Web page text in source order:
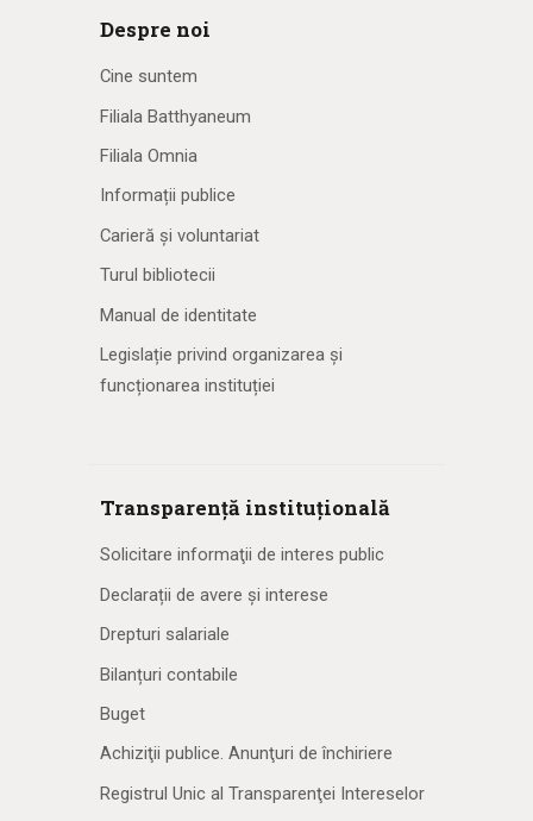
Despre noi
Cine suntem
Filiala Batthyaneum
Filiala Omnia
Informații publice
Carieră și voluntariat
Turul bibliotecii
Manual de identitate
Legislație privind organizarea și
funcționarea instituției
Transparență instituțională
Solicitare informaţii de interes public
Declarații de avere și interese
Drepturi salariale
Bilanțuri contabile
Buget
Achiziţii publice. Anunţuri de închiriere
Registrul Unic al Transparenţei Intereselor